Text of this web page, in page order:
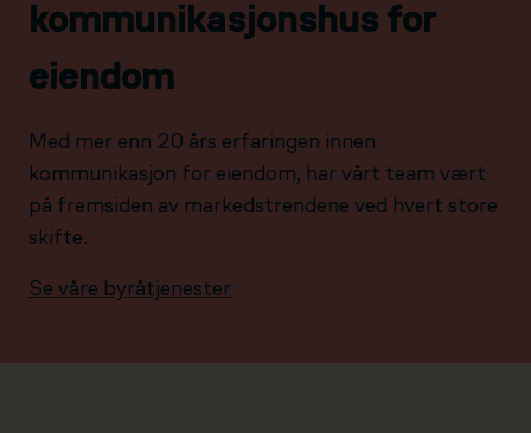
kommunikasjonshus for
eiendom
Med mer enn 20 års erfaringen innen
kommunikasjon for eiendom, har vårt team vært
på fremsiden av markedstrendene ved hvert store
skifte.
Se våre byråtjenester